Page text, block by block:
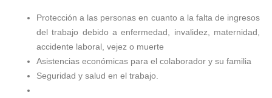
Protección a las personas en cuanto a la falta de ingresos
del trabajo debido a enfermedad, invalidez, maternidad,
accidente laboral, vejez o muerte
Asistencias económicas para el colaborador y su familia
Seguridad y salud en el trabajo.